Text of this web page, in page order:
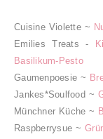
Cuisine Violette ~
Emilies Treats -
Basilikum-Pesto
Gaumenpoesie ~
Jankes*Soulfood ~
Münchner Küche ~
Raspberrysue ~